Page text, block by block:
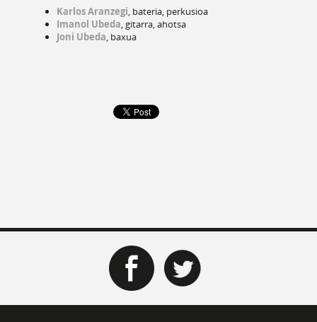
Karlos Aranzegi, bateria, perkusioa
Imanol Ubeda, gitarra, ahotsa
Joni Ubeda, baxua